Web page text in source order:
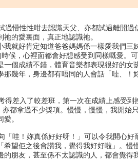
懵性性咁去認識天父、亦都試過離開
的愛裏面，真正地認識祂。
就好肯定知道爸爸媽媽係一樣愛我們三
候，心裡面都會好想感受到同樣嘅愛。
個成績不錯，體育音樂都表現很好的女
幾年，身邊都有唔同的人會話「哇、！
差入了較差班，第一次在成績上感受
都拿過不少獎項。慢慢，慢慢，我開始
。
「哇！妳真係好好呀！」可以令我開心
望佢之後會讚我，覺得我好好啦」。慢
朋友，甚至係不太認識的人，都會覺得